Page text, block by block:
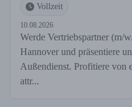
Vollzeit
10.08.2026
Werde Vertriebspartner (m/
Hannover und präsentiere
Außendienst. Profitiere von
attr...